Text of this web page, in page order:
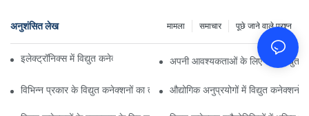
अनुशंसित लेख पूछे जाने वाले प्रश्न
समाचार
मामला
इलेक्ट्रॉनिक्स में विद्युत कनेक्शनों पर प्रौद्योगिकी का प्रभावअपनी आवश्यकताओं के लिए सही विद्युत
विभिन्न प्रकार के विद्युत कनेक्शनों का तुलनात्मक विश्लेषणऔद्योगिक अनुप्रयोगों में विद्युत कनेक्शनों